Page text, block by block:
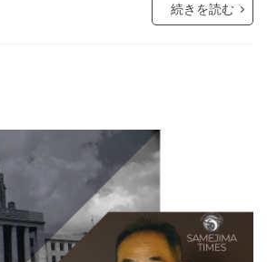
続きを読む